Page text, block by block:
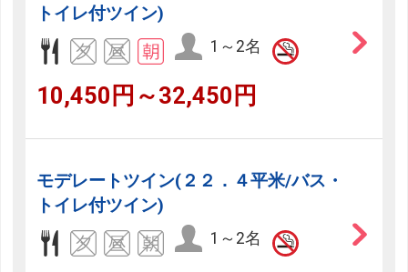
トイレ付ツイン)
1～2名
10,450円～32,450円
モデレートツイン(２２．４平米/バス・
トイレ付ツイン)
1～2名